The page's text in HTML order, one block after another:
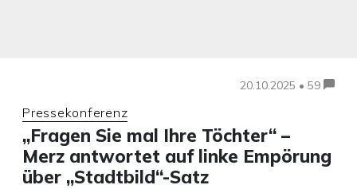
20.10.2025 • 59
Pressekonferenz
„Fragen Sie mal Ihre Töchter“ –
Merz antwortet auf linke Empörung
über „Stadtbild“-Satz